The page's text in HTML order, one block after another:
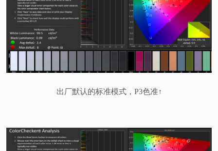
出厂默认的标准模式，P3色准↑